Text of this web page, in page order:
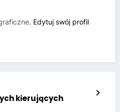
Edytuj swój profil
kierujących